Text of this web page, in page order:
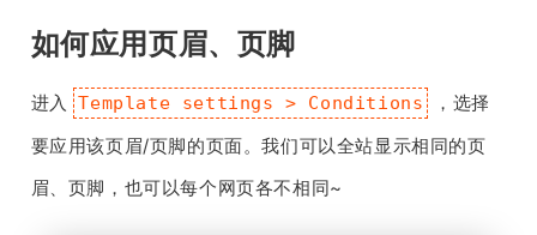
如何应用页眉、页脚
进入 Template settings > Conditions
，选择
要应用该页眉/页脚的页面。我们可以全站显示相同的页
眉、页脚，也可以每个网页各不相同~